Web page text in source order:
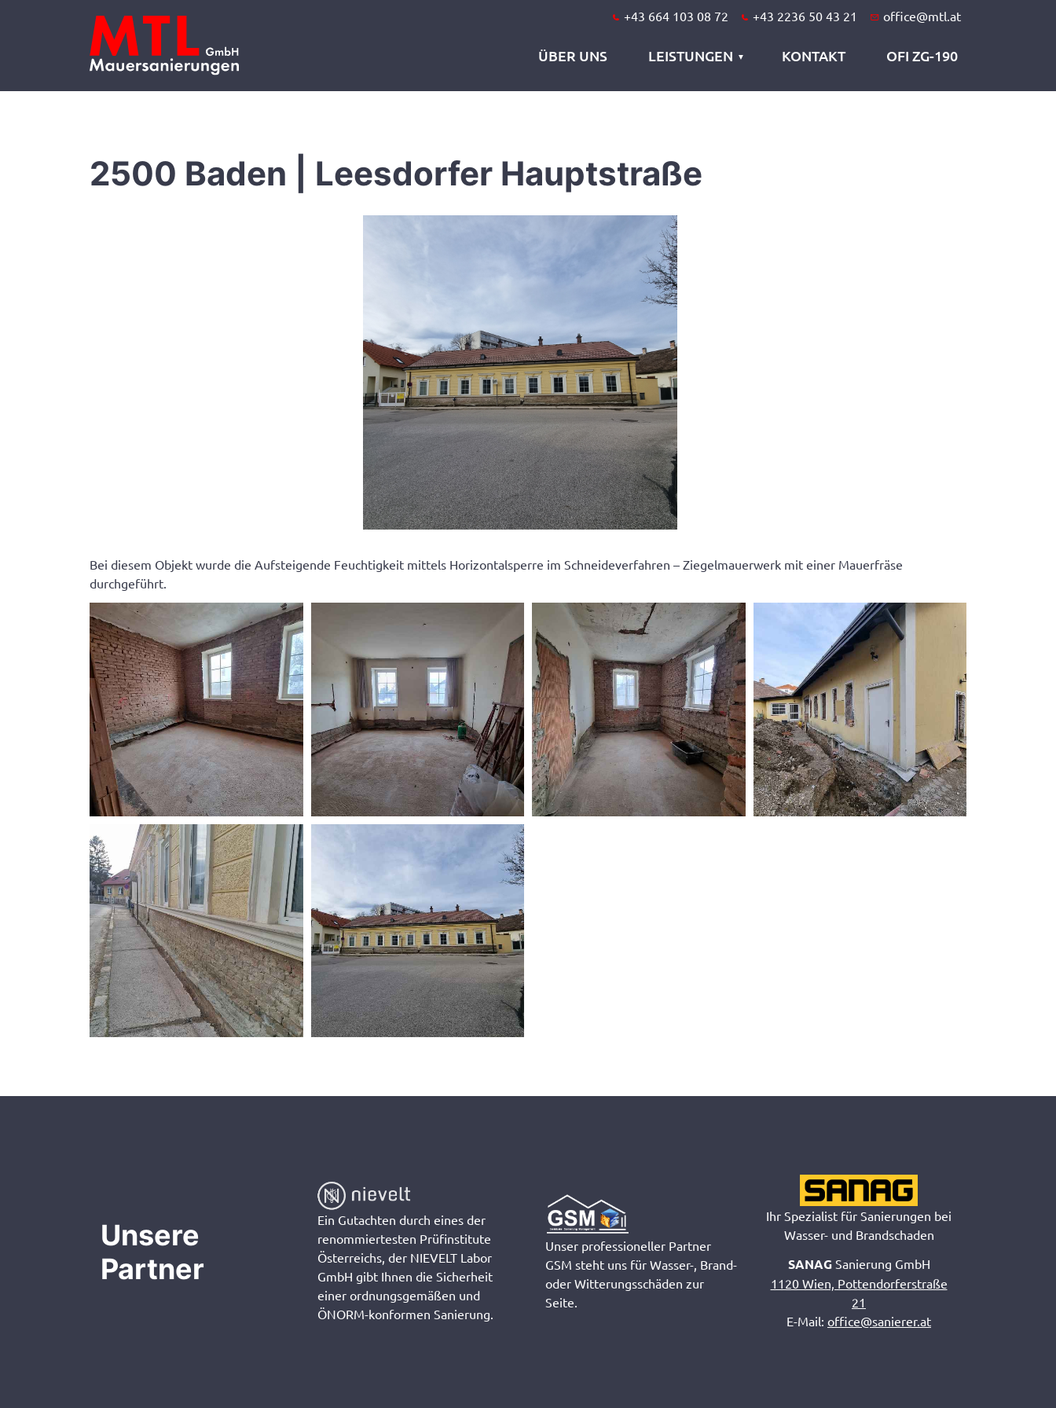
+43 664 103 08 72 +43 2236 50 43 21 office@mtl.at
ÜBER UNS LEISTUNGEN KONTAKT OFI ZG-190
2500 Baden | Leesdorfer Hauptstraße
Bei diesem Objekt wurde die Aufsteigende Feuchtigkeit mittels Horizontalsperre im Schneideverfahren – Ziegelmauerwerk mit einer Mauerfräse
durchgeführt.
Unsere
Partner
Ein Gutachten durch eines der
renommiertesten Prüfinstitute
Österreichs, der NIEVELT Labor
GmbH gibt Ihnen die Sicherheit
einer ordnungsgemäßen und
ÖNORM-konformen Sanierung.
Unser professioneller Partner
GSM steht uns für Wasser-, Brand-
oder Witterungsschäden zur
Seite.
Ihr Spezialist für Sanierungen bei
Wasser- und Brandschaden
SANAGSanierung GmbH
1120 Wien, Pottendorferstraße
21
E-Mail: office@sanierer.at